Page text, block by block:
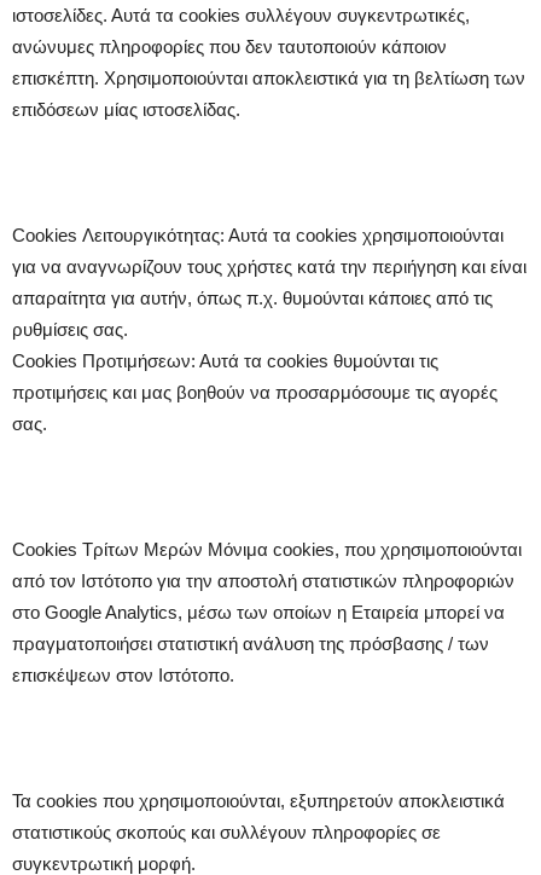
ιστοσελίδες. Αυτά τα cookies συλλέγουν συγκεντρωτικές,
ανώνυμες πληροφορίες που δεν ταυτοποιούν κάποιον
επισκέπτη. Χρησιμοποιούνται αποκλειστικά για τη βελτίωση των
επιδόσεων μίας ιστοσελίδας.
Cookies Λειτουργικότητας: Αυτά τα cookies χρησιμοποιούνται
για να αναγνωρίζουν τους χρήστες κατά την περιήγηση και είναι
απαραίτητα για αυτήν, όπως π.χ. θυμούνται κάποιες από τις
ρυθμίσεις σας.
Cookies Προτιμήσεων: Αυτά τα cookies θυμούνται τις
προτιμήσεις και μας βοηθούν να προσαρμόσουμε τις αγορές
σας.
Cookies Tρίτων Mερών Μόνιμα cookies, που χρησιμοποιούνται
από τον Ιστότοπο για την αποστολή στατιστικών πληροφοριών
στο Google Analytics, μέσω των οποίων η Εταιρεία μπορεί να
πραγματοποιήσει στατιστική ανάλυση της πρόσβασης / των
επισκέψεων στον Ιστότοπο.
Τα cookies που χρησιμοποιούνται, εξυπηρετούν αποκλειστικά
στατιστικούς σκοπούς και συλλέγουν πληροφορίες σε
συγκεντρωτική μορφή.